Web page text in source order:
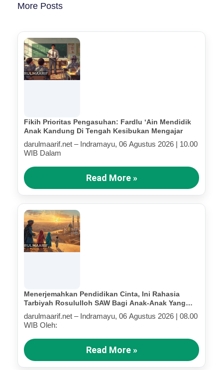
More Posts
Fikih Prioritas Pengasuhan: Fardlu ‘Ain Mendidik
Anak Kandung Di Tengah Kesibukan Mengajar
darulmaarif.net – Indramayu, 06 Agustus 2026 | 10.00
WIB Dalam
Read More »
Menerjemahkan Pendidikan Cinta, Ini Rahasia
Tarbiyah Rosululloh SAW Bagi Anak-Anak Yang
Terluka (Bagian IV)
darulmaarif.net – Indramayu, 06 Agustus 2026 | 08.00
WIB Oleh:
Read More »